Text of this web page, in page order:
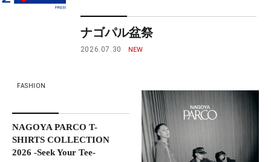
ナゴパル盆祭
2026.07.30
FASHION
NAGOYA PARCO T-
SHIRTS COLLECTION
2026 -Seek Your Tee-